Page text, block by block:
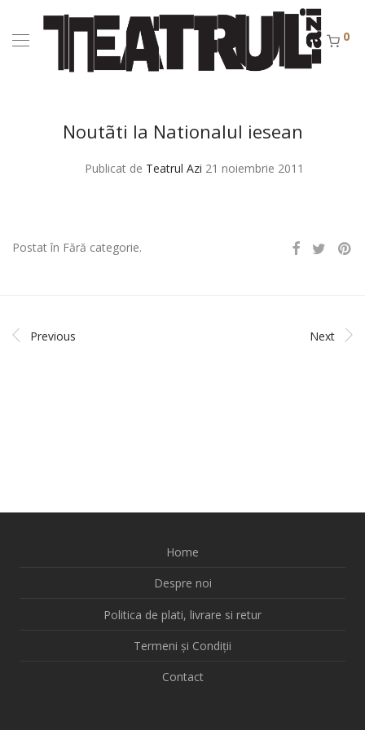
0
Noutãti la Nationalul iesean
Publicat de Teatrul Azi 21 noiembrie 2011
Postat în Fără categorie.
Previous Next
Home
Despre noi
Politica de plati, livrare si retur
Termeni și Condiții
Contact